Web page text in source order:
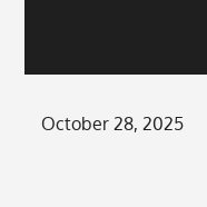
Posted
October 28, 2025